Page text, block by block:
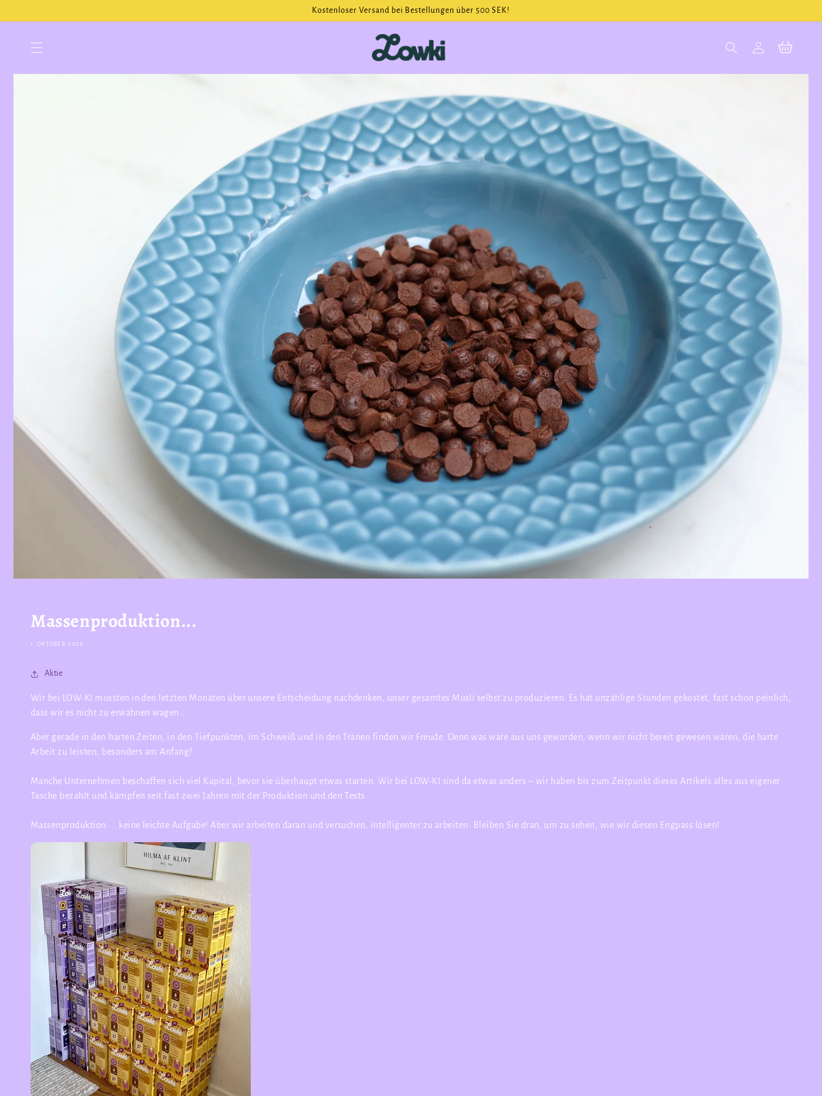
Sichern Sie sich Ihren Platz für den nächsten Start!
EinloggenWarenkorb
Massenproduktion...
1. OKTOBER 2024
Aktie
Wir bei LOW-KI mussten in den letzten Monaten über unsere Entscheidung nachdenken, unser gesamtes Müsli selbst zu produzieren. Es hat unzählige Stunden gekostet, fast schon peinlich,
dass wir es nicht zu erwähnen wagen...
Aber gerade in den harten Zeiten, in den Tiefpunkten, im Schweiß und in den Tränen finden wir Freude. Denn was wäre aus uns geworden, wenn wir nicht bereit gewesen wären, die harte
Arbeit zu leisten, besonders am Anfang?
Manche Unternehmen beschaffen sich viel Kapital, bevor sie überhaupt etwas starten. Wir bei LOW-KI sind da etwas anders – wir haben bis zum Zeitpunkt dieses Artikels alles aus eigener
Tasche bezahlt und kämpfen seit fast zwei Jahren mit der Produktion und den Tests.
Massenproduktion ... keine leichte Aufgabe! Aber wir arbeiten daran und versuchen, intelligenter zu arbeiten. Bleiben Sie dran, um zu sehen, wie wir diesen Engpass lösen!